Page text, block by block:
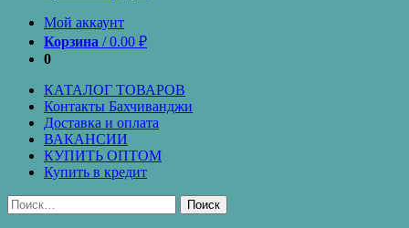
Мой аккаунт
Корзина /0.00 ₽
0
КАТАЛОГ ТОВАРОВ
Контакты Бахчиванджи
Доставка и оплата
ВАКАНСИИ
КУПИТЬ ОПТОМ
Купить в кредит
Найти: